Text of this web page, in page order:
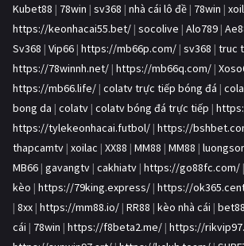
Kubet88 | 78win | sv368 | nhà cái lô đề | 78win |
https://keonhacai55.bet/ | socolive | Alo789 |
Sv368 | Vip66 | https://mb66p.com/ | sv368 | truc
https://78winnh.net/ | https://mb66q.com/ |
https://mb66.life/ | colatv trực tiếp bóng đá |
bong da | colatv | colatv bóng đá trực tiếp |
https://tylekeonhacai.futbol/ | https://
thapcamtv | xoilac | XX88 | MM88 | MM88 |
MB66 | gavangtv | cakhiatv | https://go88fc.com/ |
kèo | https://79king.express/ | https://
| 8xx | https://mm88.io/ | RR88 | kèo nhà cái | bet88
cái | 78win | https://f8beta2.me/ | https://